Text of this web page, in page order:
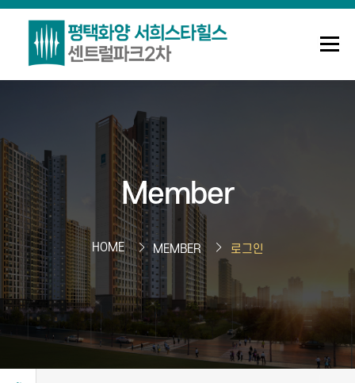
메뉴
조합안내 사업정보
Q&A 로그인 회원가입
Member
HOME MEMBER 로그인